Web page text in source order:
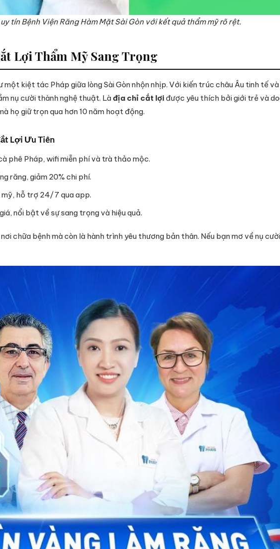
tín Bệnh Viện Răng Hàm Mặt Sài Gòn với kết quả thẩm mỹ rõ rệt.
Lợi Thẩm Mỹ Sang Trọng
một kiệt tác Pháp giữa lòng Sài Gòn nhộn nhịp. Với kiến trúc châu Âu tinh tế
nụ cười thành nghệ thuật. Làđịa chỉ cắt lợi được yêu thích bởi giới trẻ và
họ giữ trọn qua hơn 10 năm hoạt động.
Lợi Ưu Tiên
phê Pháp, wifi miễn phí và trà thảo mộc.
răng, giảm 20% chi phí.
mỹ, hỗ trợ 24/7 qua app.
nổi bật về sự sang trọng và hiệu quả.
chữa bệnh mà còn là hành trình yêu thương bản thân. Nếu bạn mơ về nụ